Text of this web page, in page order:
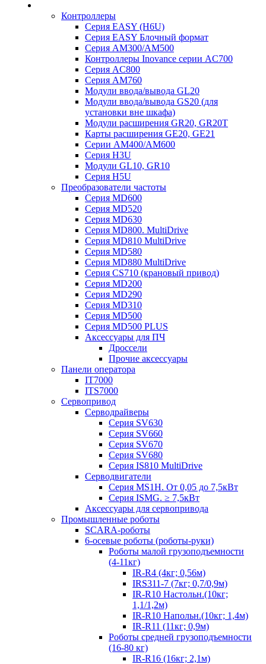
Контроллеры
Серия EASY (H6U)
Серия EASY Блочный формат
Серия AM300/AM500
Контроллеры Inovance серии AC700
Серия AC800
Серия AM760
Модули ввода/вывода GL20
Модули ввода/вывода GS20 (для
установки вне шкафа)
Модули расширения GR20, GR20T
Карты расширения GE20, GE21
Серии AM400/AM600
Серия H3U
Модули GL10, GR10
Серия H5U
Преобразователи частоты
Серия MD600
Серия MD520
Серия MD630
Серия MD800. MultiDrive
Серия MD810 MultiDrive
Серия MD580
Серия MD880 MultiDrive
Серия CS710 (крановый привод)
Серия MD200
Серия MD290
Серия MD310
Серия MD500
Серия MD500 PLUS
Аксессуары для ПЧ
Дроссели
Прочие аксессуары
Панели оператора
IT7000
ITS7000
Сервопривод
Серводрайверы
Серия SV630
Серия SV660
Серия SV670
Серия SV680
Серия IS810 MultiDrive
Серводвигатели
Серия MS1H. От 0,05 до 7,5кВт
Серия ISMG. ≥ 7,5кВт
Аксессуары для сервопривода
Промышленные роботы
SCARA-роботы
6-осевые роботы (роботы-руки)
Роботы малой грузоподъемности
(4-11кг)
IR-R4 (4кг; 0,56м)
IRS311-7 (7кг; 0,7/0,9м)
IR-R10 Настольн.(10кг;
1,1/1,2м)
IR-R10 Напольн.(10кг; 1,4м)
IR-R11 (11кг; 0,9м)
Роботы средней грузоподъемности
(16-80 кг)
IR-R16 (16кг; 2,1м)